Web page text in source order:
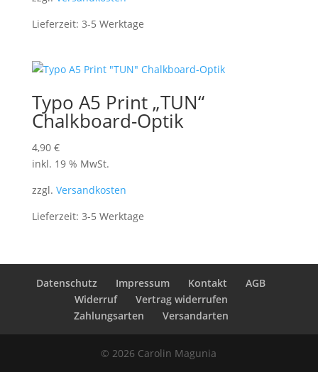
Lieferzeit: 3-5 Werktage
Typo A5 Print „TUN“
Chalkboard-Optik
4,90 €
inkl. 19 % MwSt.
zzgl. Versandkosten
Lieferzeit: 3-5 Werktage
Datenschutz Impressum Kontakt
AGB
Widerruf
Vertrag widerrufen
Zahlungsarten
Versandarten
© 2026 Carolin Magunia